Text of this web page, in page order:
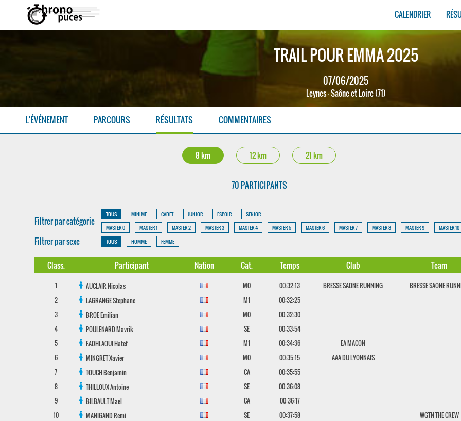
CALENDRIER
TRAIL POUR EMMA 2025
07/06/2025
Leynes - Saône et Loire (71)
L'ÉVÉNEMENT PARCOURS RÉSULTATS COMMENTAIRES
8 km 12 km 21 km
70 PARTICIPANTS
Filtrer par catégorie
TOUS MINIME CADET JUNIOR ESPOIR
SENIOR
MASTER 0
MASTER 1 MASTER 2 MASTER 3 MASTER 4 MASTER 5 MASTER 6 MASTER 7 MASTER 8 MASTER 9 MASTER 10
Filtrer par sexe TOUS HOMME FEMME
Class. Participant Nation Cat. Temps Club Team
1 AUCLAIRNicolas M0 00:32:13 BRESSE SAONE RUNNING
BRESSE SAONE
2
LAGRANGEStephane M1
00:32:25
3
BROEEmilian M0
00:32:30
4
POULENARDMavrik SE
00:33:54
5
FADHLAOUIHatef M1 00:34:36
EA MACON
6
MINGRETXavier M0 00:35:15
AAA DU LYONNAIS
7
TOUCHBenjamin CA
00:35:55
8
THILLOUXAntoine SE
00:36:08
9
BILBAULTMael CA
00:36:17
10
MANIGANDRemi SE 00:37:58
WGTN THE CREW